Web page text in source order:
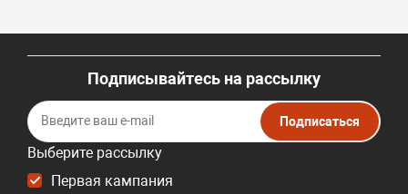
Подписывайтесь на рассылку
Выберите рассылку
Первая кампания
Подписаться